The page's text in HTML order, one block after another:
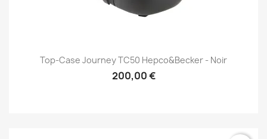
Top-Case Journey TC50 Hepco&Becker - Noir
200,00 €